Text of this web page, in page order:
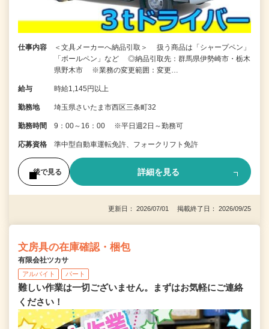
仕事内容
＜文具メーカーへ納品引取＞ 扱う商品は「シャープペン」
「ボールペン」など ◎納品引取先：群馬県伊勢崎市・栃木
県野木市 ※業務の変更範囲：変更…
給与 時給1,145円以上
勤務地 埼玉県さいたま市西区三条町32
勤務時間 9：00～16：00 ※平日週2日～勤務可
応募資格 準中型自動車運転免許、フォークリフト免許
後で見る 詳細を見る
更新日： 2026/07/01 掲載終了日： 2026/09/25
文房具の在庫確認・梱包
有限会社ツカサ
アルバイト パート
難しい作業は一切ございません。まずはお気軽にご連絡
ください！